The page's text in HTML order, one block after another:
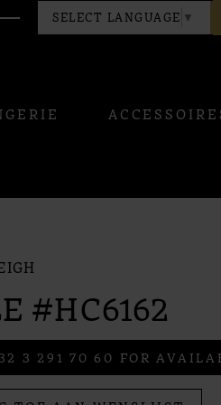
SELECT LANGUAGE ▼
#HC6162
3 291 70 60 FOR